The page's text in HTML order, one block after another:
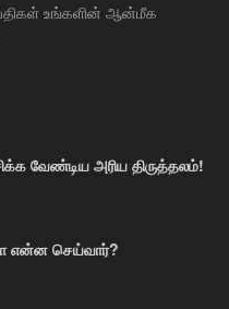
உங்களின் ஆன்மீக
வேண்டிய அரிய திருத்தலம்!
என்ன செய்வார்?